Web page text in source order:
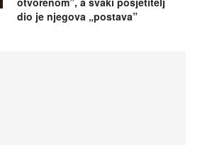
dio je njegova „postava”